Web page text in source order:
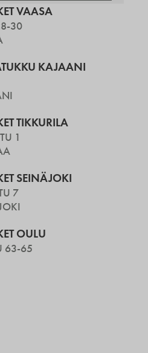
VAASA
30
KAJAANI
TIKKURILA
1
SEINÄJOKI
7
OULU
63-65